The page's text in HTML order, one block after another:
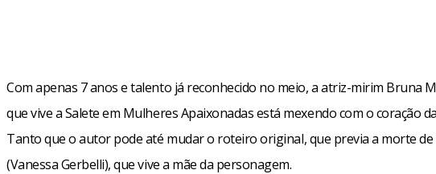
Com apenas 7 anos e talento já reconhecido no meio, a atriz-mirim Bruna
que vive a Salete em Mulheres Apaixonadas está mexendo com o coração
Tanto que o autor pode até mudar o roteiro original, que previa a morte de
(Vanessa Gerbelli), que vive a mãe da personagem.